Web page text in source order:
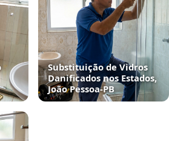
Substituição de Vidros
Danificados nos Estados,
João Pessoa‑PB